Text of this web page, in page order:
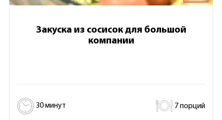
Закуска из сосисок для большой
компании
30 минут 7 порций